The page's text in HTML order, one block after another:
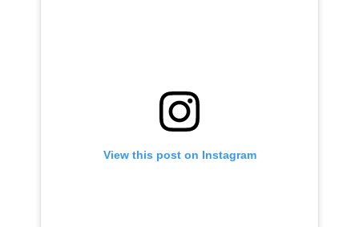
View this post on Instagram